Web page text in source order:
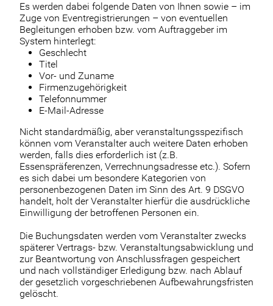
Es werden dabei folgende Daten von Ihnen sowie – im
Zuge von Eventregistrierungen – von eventuellen
Begleitungen erhoben bzw. vom Auftraggeber im
System hinterlegt:
Geschlecht
Titel
Vor- und Zuname
Firmenzugehörigkeit
Telefonnummer
E-Mail-Adresse
Nicht standardmäßig, aber veranstaltungsspezifisch
können vom Veranstalter auch weitere Daten erhoben
werden, falls dies erforderlich ist (z.B.
Essenspräferenzen, Verrechnungsadresse etc.). Sofern
es sich dabei um besondere Kategorien von
personenbezogenen Daten im Sinn des Art. 9 DSGVO
handelt, holt der Veranstalter hierfür die ausdrückliche
Einwilligung der betroffenen Personen ein.
Die Buchungsdaten werden vom Veranstalter zwecks
späterer Vertrags- bzw. Veranstaltungsabwicklung und
zur Beantwortung von Anschlussfragen gespeichert
und nach vollständiger Erledigung bzw. nach Ablauf
der gesetzlich vorgeschriebenen Aufbewahrungsfristen
gelöscht.